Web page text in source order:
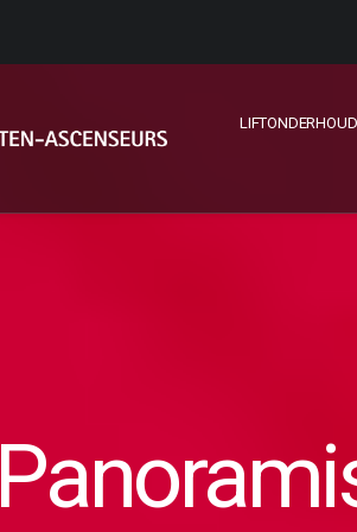
LIFTONDERHOUD